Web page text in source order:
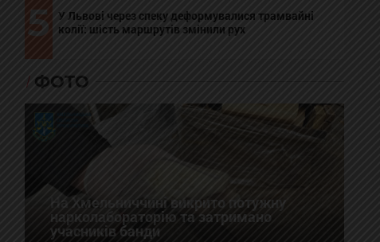
5
У Львові через спеку деформувалися трамвайні
колії: шість маршрутів змінили рух
ФОТО
На Хмельниччині викрито потужну
нарколабораторію та затримано
учасників банди